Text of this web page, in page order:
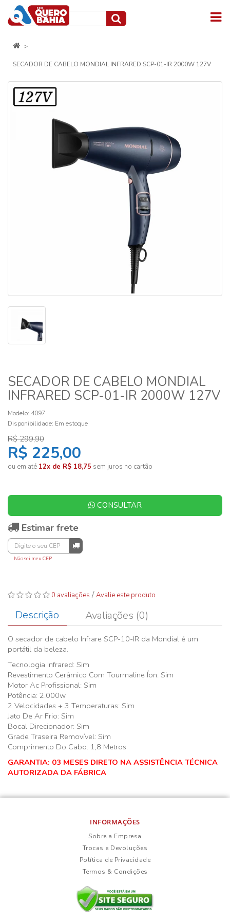
SECADOR DE CABELO MONDIAL INFRARED SCP-01-IR 2000W 127V
SECADOR DE CABELO MONDIAL
INFRARED SCP-01-IR 2000W 127V
Modelo: 4097
Disponibilidade: Em estoque
R$ 299,90
R$ 225,00
ou em até 12x de R$ 18,75 sem juros no cartão
CONSULTAR
Estimar frete
Não sei meu CEP
0 avaliações /Avalie este produto
Descrição Avaliações (0)
O secador de cabelo Infrare SCP-10-IR da Mondial é um
portátil da beleza.
Tecnologia Infrared: Sim
Revestimento Cerâmico Com Tourmaline Íon: Sim
Motor Ac Profissional: Sim
Potência: 2.000w
2 Velocidades + 3 Temperaturas: Sim
Jato De Ar Frio: Sim
Bocal Direcionador: Sim
Grade Traseira Removível: Sim
Comprimento Do Cabo: 1,8 Metros
GARANTIA: 03 MESES DIRETO NA ASSISTÊNCIA TÉCNICA
AUTORIZADA DA FÁBRICA
INFORMAÇÕES
Sobre a Empresa
Trocas e Devoluções
Política de Privacidade
Termos & Condições